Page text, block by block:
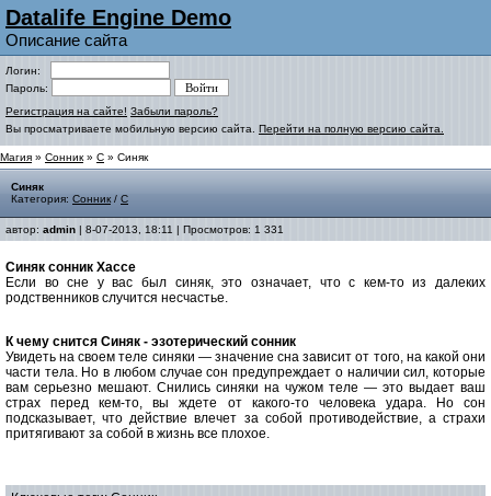
Datalife Engine Demo
Описание сайта
Логин:
Пароль:
Регистрация на сайте! Забыли пароль?
Вы просматриваете мобильную версию сайта. Перейти на полную версию сайта.
Магия » Сонник » С » Синяк
Синяк
Категория: Сонник / С
автор: admin | 8-07-2013, 18:11 | Просмотров: 1 331
Синяк cонник Хассе
Если во сне у вас был синяк, это означает, что с кем-то из далеких
родственников случится несчастье.
К чему снится Синяк - эзотерический сонник
Увидеть на своем теле синяки — значение сна зависит от того, на какой они
части тела. Но в любом случае сон предупреждает о наличии сил, которые
вам серьезно мешают. Снились синяки на чужом теле — это выдает ваш
страх перед кем-то, вы ждете от какого-то человека удара. Но сон
подсказывает, что действие влечет за собой противодействие, а страхи
притягивают за собой в жизнь все плохое.